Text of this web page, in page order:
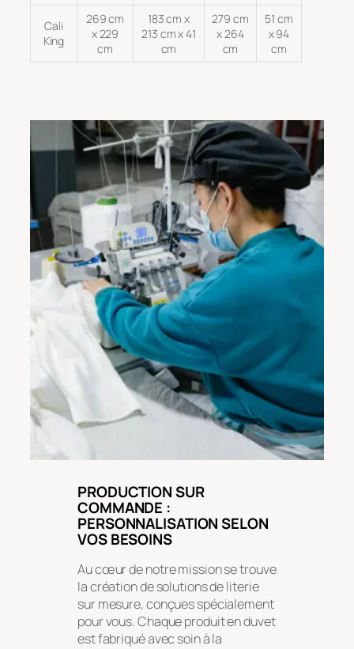
Cali
King
269 cm
x 229
cm
183 cm x
213 cm x 41
cm
279 cm
x 264
cm
51 cm
x 94
cm
PRODUCTION SUR
COMMANDE :
PERSONNALISATION SELON
VOS BESOINS
Au cœur de notre mission se trouve
la création de solutions de literie
sur mesure, conçues spécialement
pour vous. Chaque produit en duvet
est fabriqué avec soin à la